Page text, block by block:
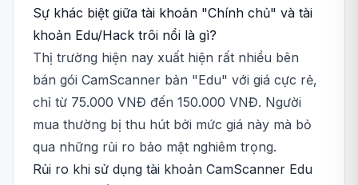
Sự khác biệt giữa tài khoản "Chính chủ" và tài
khoản Edu/Hack trôi nổi là gì?
Thị trường hiện nay xuất hiện rất nhiều bên
bán gói CamScanner bản "Edu" với giá cực rẻ,
chỉ từ 75.000 VNĐ đến 150.000 VNĐ. Người
mua thường bị thu hút bởi mức giá này mà bỏ
qua những rủi ro bảo mật nghiêm trọng.
Rủi ro khi sử dụng tài khoản CamScanner Edu